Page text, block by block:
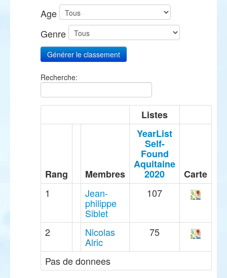
Age
Genre
Recherche:
Listes
Rang Membres
YearList
Self-
Found
Aquitaine
2020
Carte
1
Jean-
philippe
Siblet
107
2 Nicolas
Alric
75
Pas de donnees